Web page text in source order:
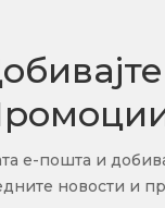
е-пошта и
новости и